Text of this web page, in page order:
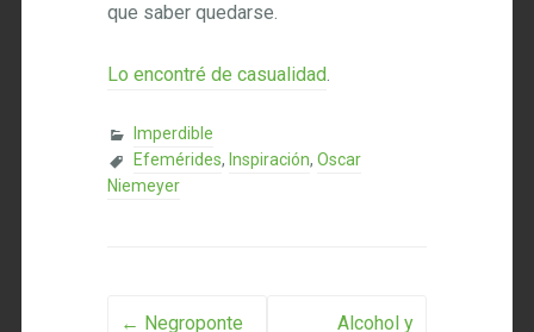
que saber quedarse.
Lo encontré de casualidad.
Imperdible
Efemérides, Inspiración,Oscar
Niemeyer
← Negroponte
Alcohol y